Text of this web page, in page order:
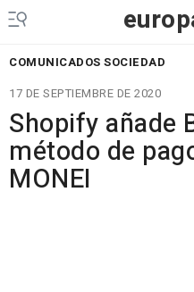
COMUNICADOS SOCIEDAD
17 DE SEPTIEMBRE DE 2020
Shopify añade
método de
MONEI